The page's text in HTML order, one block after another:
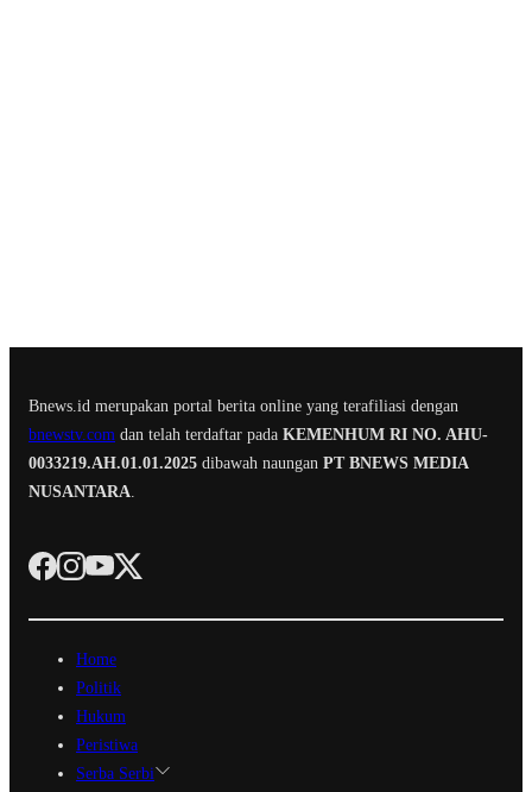
Bnews.id merupakan portal berita online yang terafiliasi dengan
bnewstv.com dan telah terdaftar pada KEMENHUM RI NO. AHU-
0033219.AH.01.01.2025 dibawah naungan PT BNEWS MEDIA
NUSANTARA.
Home
Politik
Hukum
Peristiwa
Serba Serbi